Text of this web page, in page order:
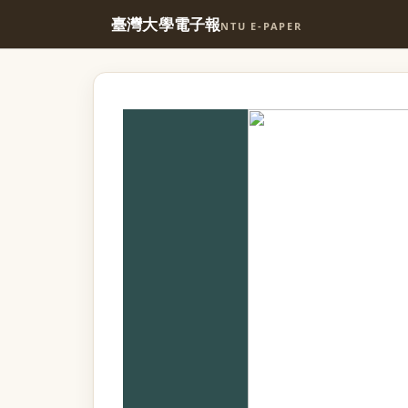
臺灣大學電子報NTU E-PAPER